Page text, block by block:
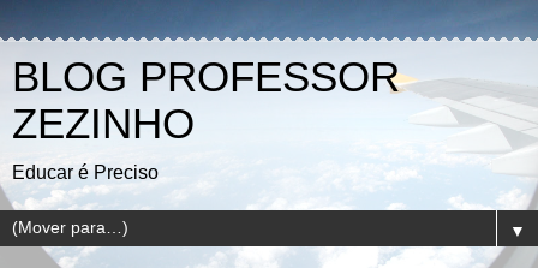
BLOG PROFESSOR
ZEZINHO
Educar é Preciso
▼